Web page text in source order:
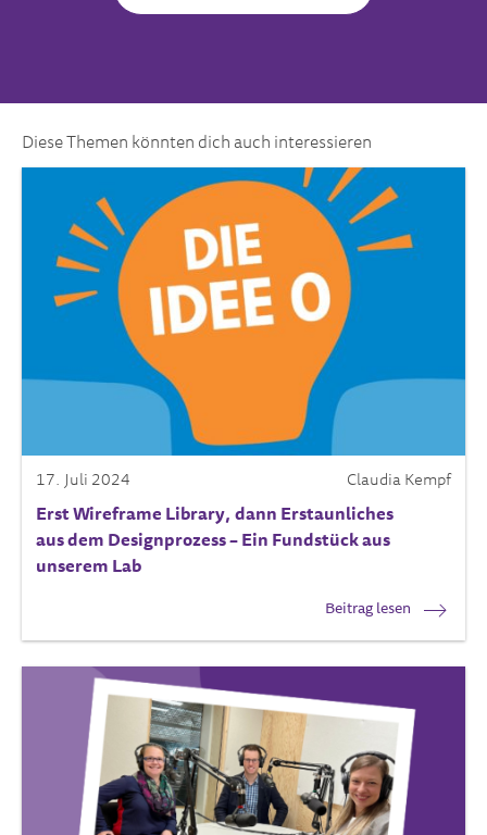
Diese Themen könnten dich auch interessieren
17. Juli 2024 Claudia Kempf
Erst Wireframe Library, dann Erstaunliches
aus dem Designprozess – Ein Fundstück aus
unserem Lab
Beitrag lesen